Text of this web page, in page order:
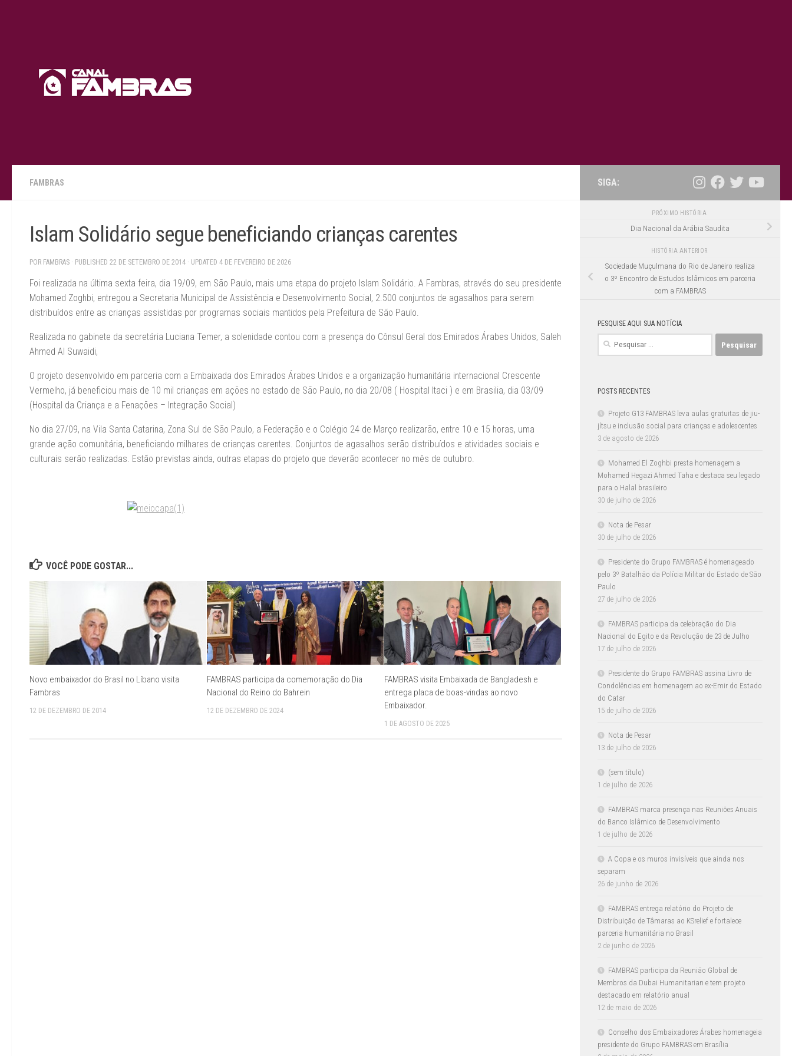
FAMBRAS
Islam Solidário segue beneficiando crianças carentes
POR FAMBRAS · PUBLISHED 22 DE SETEMBRO DE 2014 · UPDATED 4 DE FEVEREIRO DE 2026
Foi realizada na última sexta feira, dia 19/09, em São Paulo, mais uma etapa do projeto Islam Solidário. A Fambras, através do seu presidente
Mohamed Zoghbi, entregou a Secretaria Municipal de Assistência e Desenvolvimento Social, 2.500 conjuntos de agasalhos para serem
distribuídos entre as crianças assistidas por programas sociais mantidos pela Prefeitura de São Paulo.
Realizada no gabinete da secretária Luciana Temer, a solenidade contou com a presença do Cônsul Geral dos Emirados Árabes Unidos, Saleh
Ahmed Al Suwaidi,
O projeto desenvolvido em parceria com a Embaixada dos Emirados Árabes Unidos e a organização humanitária internacional Crescente
Vermelho, já beneficiou mais de 10 mil crianças em ações no estado de São Paulo, no dia 20/08 ( Hospital Itaci ) e em Brasilia, dia 03/09
(Hospital da Criança e a Fenações – Integração Social)
No dia 27/09, na Vila Santa Catarina, Zona Sul de São Paulo, a Federação e o Colégio 24 de Março realizarão, entre 10 e 15 horas, uma
grande ação comunitária, beneficiando milhares de crianças carentes. Conjuntos de agasalhos serão distribuídos e atividades sociais e
culturais serão realizadas. Estão previstas ainda, outras etapas do projeto que deverão acontecer no mês de outubro.
VOCÊ PODE GOSTAR...
Novo embaixador do Brasil no Líbano visita
Fambras
12 DE DEZEMBRO DE 2014
FAMBRAS participa da comemoração do Dia
Nacional do Reino do Bahrein
12 DE DEZEMBRO DE 2024
FAMBRAS visita Embaixada de Bangladesh e
entrega placa de boas-vindas ao novo
Embaixador.
1 DE AGOSTO DE 2025
SIGA:
PRÓXIMO HISTÓRIA
Dia Nacional da Arábia Saudita
HISTÓRIA ANTERIOR
Sociedade Muçulmana do Rio de Janeiro realiza
o 3º Encontro de Estudos Islâmicos em parceria
com a FAMBRAS
PESQUISE AQUI SUA NOTÍCIA
Pesquisar
POSTS RECENTES
Projeto G13 FAMBRAS leva aulas gratuitas de jiu-
jítsu e inclusão social para crianças e adolescentes
3 de agosto de 2026
Mohamed El Zoghbi presta homenagem a
Mohamed Hegazi Ahmed Taha e destaca seu legado
para o Halal brasileiro
30 de julho de 2026
Nota de Pesar
30 de julho de 2026
Presidente do Grupo FAMBRAS é homenageado
pelo 3º Batalhão da Polícia Militar do Estado de São
Paulo
27 de julho de 2026
FAMBRAS participa da celebração do Dia
Nacional do Egito e da Revolução de 23 de Julho
17 de julho de 2026
Presidente do Grupo FAMBRAS assina Livro de
Condolências em homenagem ao ex-Emir do Estado
do Catar
15 de julho de 2026
Nota de Pesar
13 de julho de 2026
(sem título)
1 de julho de 2026
FAMBRAS marca presença nas Reuniões Anuais
do Banco Islâmico de Desenvolvimento
1 de julho de 2026
A Copa e os muros invisíveis que ainda nos
separam
26 de junho de 2026
FAMBRAS entrega relatório do Projeto de
Distribuição de Tâmaras ao KSrelief e fortalece
parceria humanitária no Brasil
2 de junho de 2026
FAMBRAS participa da Reunião Global de
Membros da Dubai Humanitarian e tem projeto
destacado em relatório anual
12 de maio de 2026
Conselho dos Embaixadores Árabes homenageia
presidente do Grupo FAMBRAS em Brasília